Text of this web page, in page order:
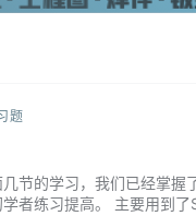
题
节的学习，我们已经掌
者练习提高。 主要用到